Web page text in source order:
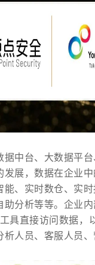
据中台、大数据平
发展，数据在企业
能、实时数仓、实
助分析等等。企业
具直接访问数据，
人员、客服人员、